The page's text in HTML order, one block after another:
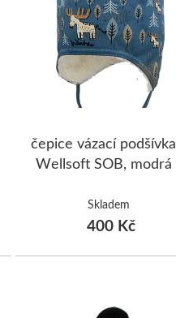
čepice vázací podšívka
Wellsoft SOB, modrá
Skladem
400 Kč